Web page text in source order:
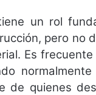
un rol
pero no
Es
de quienes